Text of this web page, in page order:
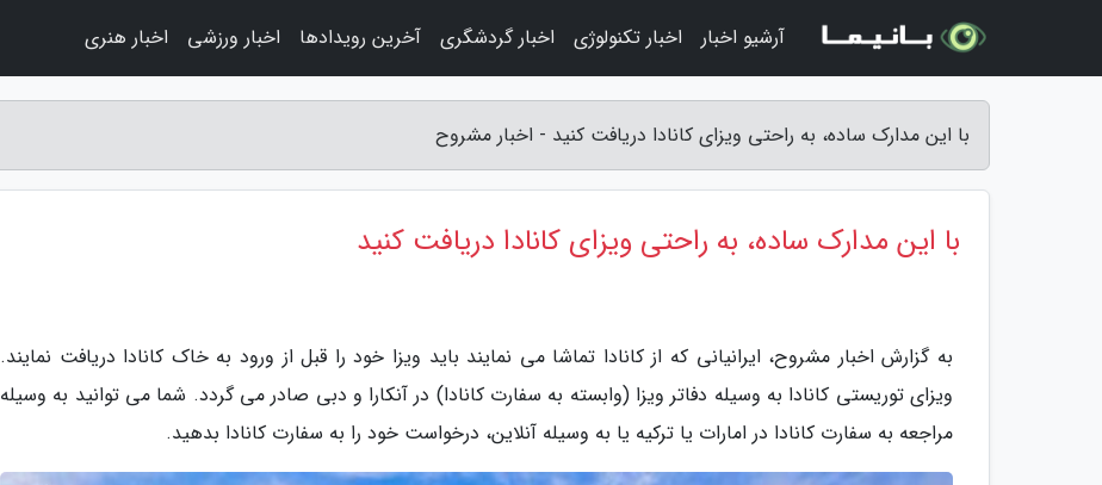
با این مدارک ساده، به راحتی ویزای کانادا دریافت کنید - اخبار مشروح
با این مدارک ساده، به راحتی ویزای کانادا دریافت کنید
به گزارش اخبار مشروح، ایرانیانی که از کانادا تماشا می نمایند باید ویزا خود را قبل از ورود به خاک کانادا دریافت نمایند.
ویزای توریستی کانادا به وسیله دفاتر ویزا (وابسته به سفارت کانادا) در آنکارا و دبی صادر می گردد. شما می توانید به وسیله
مراجعه به سفارت کانادا در امارات یا ترکیه یا به وسیله آنلاین، درخواست خود را به سفارت کانادا بدهید.
آرشیو اخبار اخبار تکنولوژی اخبار گردشگری آخرین رویدادها اخبار ورزشی اخبار هنری